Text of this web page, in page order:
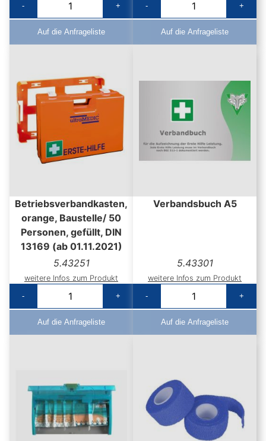
-
+
Auf die Anfrageliste
-
+
Auf die Anfrageliste
Betriebsverbandkasten,
orange, Baustelle/ 50
Personen, gefüllt, DIN
13169 (ab 01.11.2021)
5.43251
weitere Infos zum Produkt
-
+
Auf die Anfrageliste
Verbandsbuch A5
5.43301
weitere Infos zum Produkt
-
+
Auf die Anfrageliste